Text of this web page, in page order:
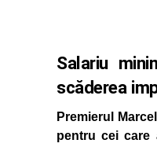
Salariu
scăderea
Premierul
pentru cei care